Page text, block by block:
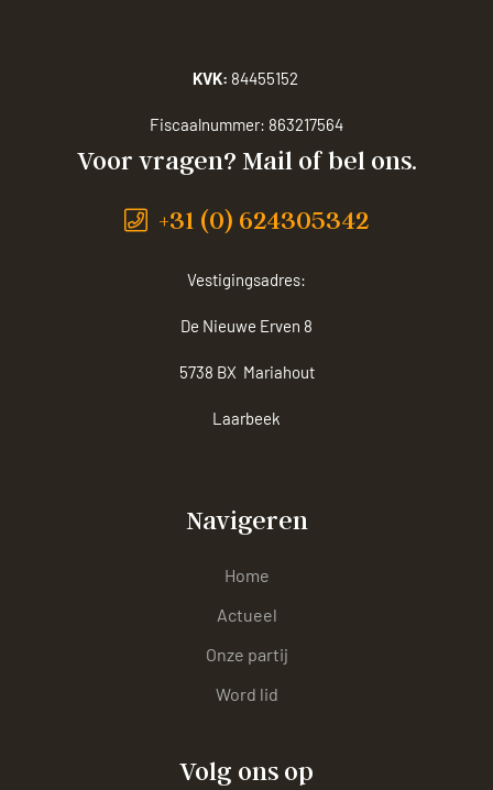
KVK: 84455152
Fiscaalnummer: 863217564
Voor vragen? Mail of bel ons.
+31 (0) 624305342
Vestigingsadres:
De Nieuwe Erven 8
5738 BX Mariahout
Laarbeek
Navigeren
Home
Actueel
Onze partij
Word lid
Volg ons op